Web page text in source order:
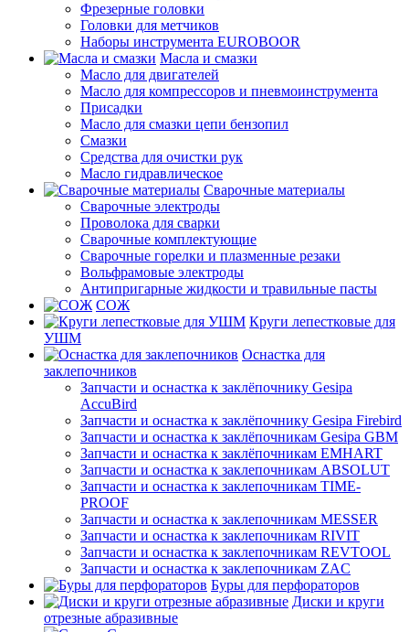
Фрезерные головки
Головки для метчиков
Наборы инструмента EUROBOOR
Масла и смазки
Масло для двигателей
Масло для компрессоров и пневмоинструмента
Присадки
Масло для смазки цепи бензопил
Смазки
Средства для очистки рук
Масло гидравлическое
Сварочные материалы
Сварочные электроды
Проволока для сварки
Сварочные комплектующие
Сварочные горелки и плазменные резаки
Вольфрамовые электроды
Антипригарные жидкости и травильные пасты
СОЖ
Круги лепестковые для
УШМ
Оснастка для
заклепочников
Запчасти и оснастка к заклёпочнику Gesipa
AccuBird
Запчасти и оснастка к заклёпочнику Gesipa Firebird
Запчасти и оснастка к заклёпочникам Gesipa GBM
Запчасти и оснастка к заклёпочникам EMHART
Запчасти и оснастка к заклепочникам ABSOLUT
Запчасти и оснастка к заклепочникам TIME-
PROOF
Запчасти и оснастка к заклепочникам MESSER
Запчасти и оснастка к заклепочникам RIVIT
Запчасти и оснастка к заклепочникам REVTOOL
Запчасти и оснастка к заклепочникам ZAC
Буры для перфораторов
Диски и круги
отрезные абразивные